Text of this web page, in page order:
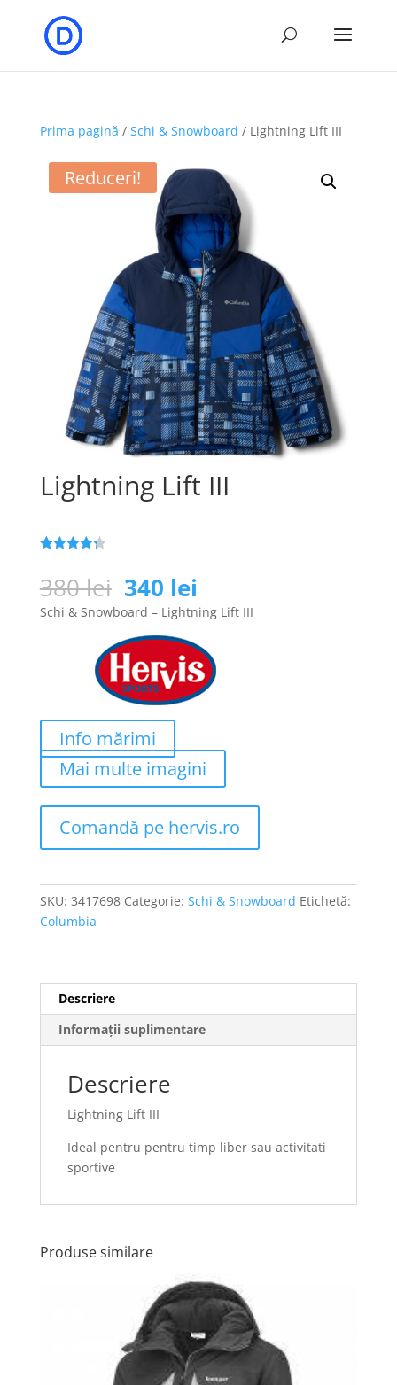
Prima pagină / Schi & Snowboard / Lightning Lift III
Reduceri!
Lightning Lift III
pe baza a
de evaluări
de la
380lei Prețul
inițial
a
fost:
380 lei.
340 lei
curent
este:
340 lei.
Schi & Snowboard – Lightning Lift III
Info mărimi
Mai multe imagini
Comandă pe hervis.ro
SKU: 3417698 Categorie: Schi & Snowboard Etichetă:
Columbia
Descriere
Informații suplimentare
Descriere
Lightning Lift III
Ideal pentru pentru timp liber sau activitati
sportive
Produse similare